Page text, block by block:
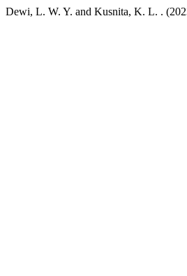
Dewi, L. W. Y. and Kusnita, K. L. .